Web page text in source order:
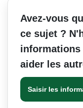
Avez-vous
ce sujet ?
informations
aider les
Saisir les